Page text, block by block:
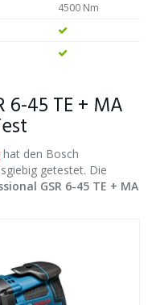
4500 Nm
6-45 TE + MA
hat den Bosch
getestet. Die
GSR 6-45 TE + MA